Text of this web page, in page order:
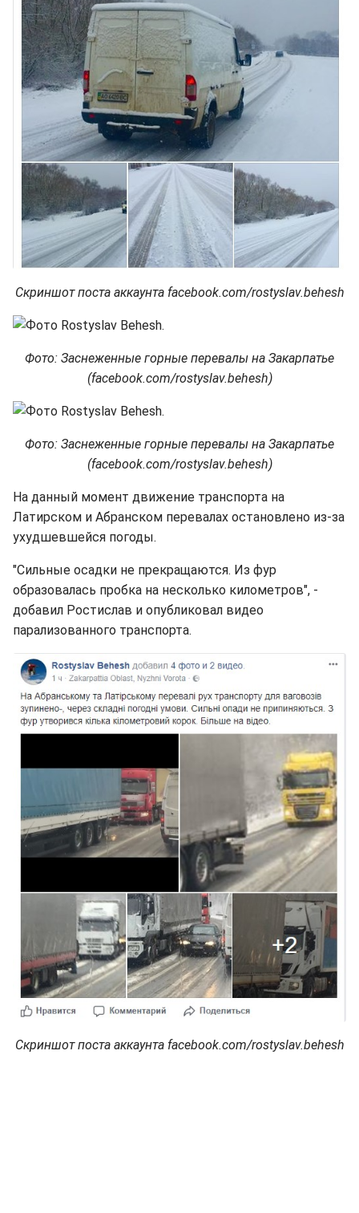
Скриншот поста аккаунта facebook.com/rostyslav.behesh
Фото: Заснеженные горные перевалы на Закарпатье
(facebook.com/rostyslav.behesh)
Фото: Заснеженные горные перевалы на Закарпатье
(facebook.com/rostyslav.behesh)
На данный момент движение транспорта на
Латирском и Абранском перевалах остановлено из-за
ухудшевшейся погоды.
"Сильные осадки не прекращаются. Из фур
образовалась пробка на несколько километров", -
добавил Ростислав и опубликовал видео
парализованного транспорта.
Скриншот поста аккаунта facebook.com/rostyslav.behesh